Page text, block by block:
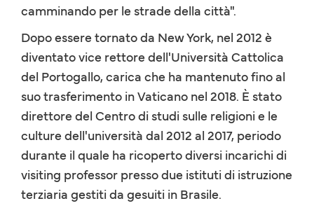
camminando per le strade della città".
Dopo essere tornato da New York, nel 2012 è
diventato vice rettore dell'Università Cattolica
del Portogallo, carica che ha mantenuto fino al
suo trasferimento in Vaticano nel 2018. È stato
direttore del Centro di studi sulle religioni e le
culture dell'università dal 2012 al 2017, periodo
durante il quale ha ricoperto diversi incarichi di
visiting professor presso due istituti di istruzione
terziaria gestiti da gesuiti in Brasile.